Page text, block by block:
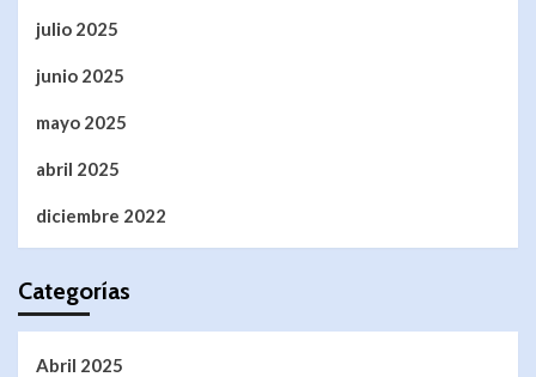
julio 2025
junio 2025
mayo 2025
abril 2025
diciembre 2022
Categorías
Abril 2025